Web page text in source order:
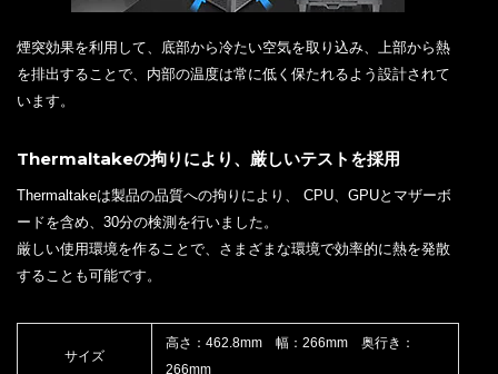
煙突効果を利用して、底部から冷たい空気を取り込み、上部から熱
を排出することで、内部の温度は常に低く保たれるよう設計されて
います。
Thermaltakeの拘りにより、厳しいテストを採用
Thermaltakeは製品の品質への拘りにより、 CPU、GPUとマザーボ
ードを含め、30分の検測を行いました。
厳しい使用環境を作ることで、さまざまな環境で効率的に熱を発散
することも可能です。
サイズ
高さ：462.8mm 幅：266mm 奥行き：
266mm